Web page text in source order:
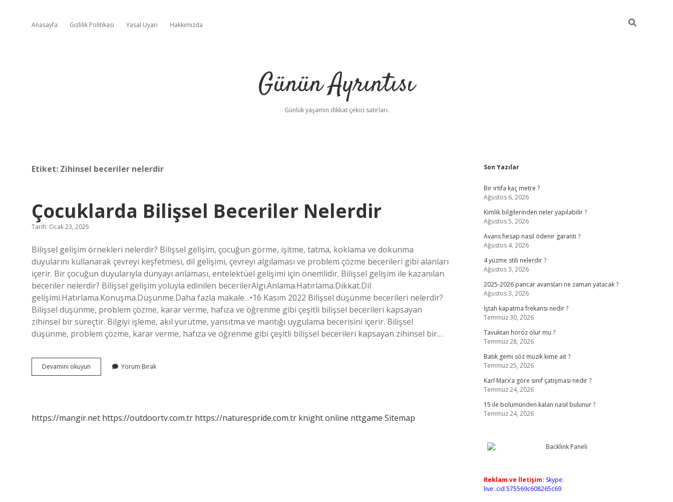
Anasayfa Gizlilik Politikası Yasal Uyarı Hakkımızda
Günün Ayrıntısı
Günlük yaşamın dikkat çekici satırları.
Etiket: Zihinsel beceriler nelerdir
Çocuklarda Bilişsel Beceriler Nelerdir
Tarih: Ocak 23, 2025
Bilişsel gelişim örnekleri nelerdir? Bilişsel gelişim, çocuğun görme, işitme, tatma, koklama ve dokunma
duyularını kullanarak çevreyi keşfetmesi, dil gelişimi, çevreyi algılaması ve problem çözme becerileri gibi alanları
içerir. Bir çocuğun duyularıyla dünyayı anlaması, entelektüel gelişimi için önemlidir. Bilişsel gelişim ile kazanılan
beceriler nelerdir? Bilişsel gelişim yoluyla edinilen becerilerAlgı.Anlama.Hatırlama.Dikkat.Dil
gelişimi.Hatırlama.Konuşma.Düşünme.Daha fazla makale…•16 Kasım 2022 Bilişsel düşünme becerileri nelerdir?
Bilişsel düşünme, problem çözme, karar verme, hafıza ve öğrenme gibi çeşitli bilişsel becerileri kapsayan
zihinsel bir süreçtir. Bilgiyi işleme, akıl yürütme, yansıtma ve mantığı uygulama becerisini içerir. Bilişsel
düşünme, problem çözme, karar verme, hafıza ve öğrenme gibi çeşitli bilişsel becerileri kapsayan zihinsel bir…
Devamını okuyun Çocuklarda
Bilişsel
Yorum Bırak
https://mangir.net https://outdoortv.com.tr https://naturespride.com.tr knight online nttgame Sitemap
Sidebar
Son Yazılar
Bir irtifa kaç metre ?
Ağustos 6, 2026
Kimlik bilgilerinden neler yapılabilir ?
Ağustos 5, 2026
Avans hesap nasıl ödenir garanti ?
Ağustos 4, 2026
4 yüzme stili nelerdir ?
Ağustos 3, 2026
2025-2026 pancar avansları ne zaman yatacak ?
Ağustos 3, 2026
İştah kapatma frekansı nedir ?
Temmuz 30, 2026
Tavuktan horoz olur mu ?
Temmuz 28, 2026
Batık gemi söz müzik kime ait ?
Temmuz 25, 2026
Karl Marx’a göre sınıf çatışması nedir ?
Temmuz 24, 2026
15 ile bolumünden kalan nasıl bulunur ?
Temmuz 24, 2026
Reklam ve İletişim: Skype:
live:.cid.575569c608265c69